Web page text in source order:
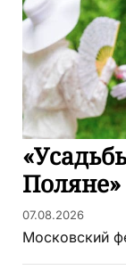
Поляне»
07.08.2026
Московский